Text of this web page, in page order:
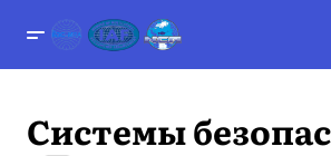
Системы